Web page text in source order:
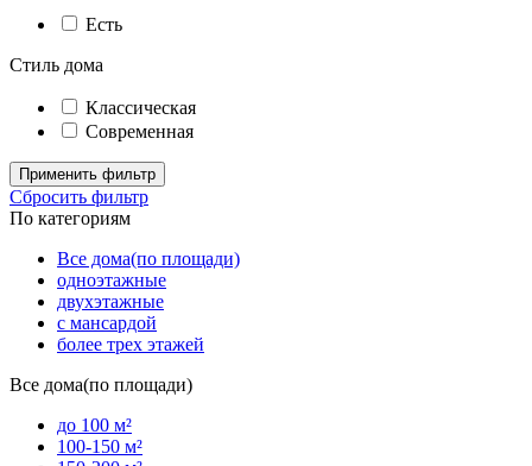
Есть
Стиль дома
Классическая
Современная
Применить фильтр
Сбросить фильтр
По категориям
Все дома(по площади)
одноэтажные
двухэтажные
с мансардой
более трех этажей
Все дома(по площади)
до 100 м²
100-150 м²